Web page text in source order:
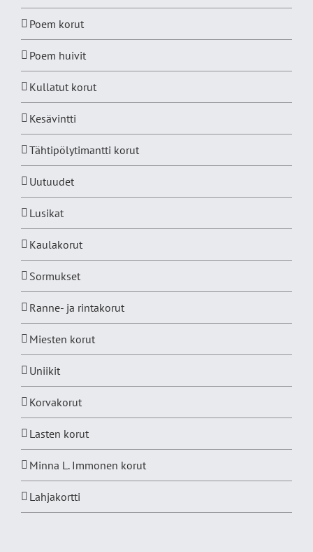
Poem korut
Poem huivit
Kullatut korut
Kesävintti
Tähtipölytimantti korut
Uutuudet
Lusikat
Kaulakorut
Sormukset
Ranne- ja rintakorut
Miesten korut
Uniikit
Korvakorut
Lasten korut
Minna L. Immonen korut
Lahjakortti